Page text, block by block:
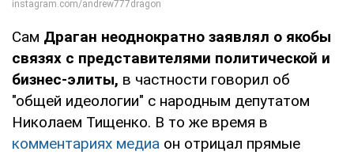
Сам Драган неоднократно заявлял о якобы
связях с представителями политической и
бизнес-элиты, в частности говорил об
"общей идеологии" с народным депутатом
Николаем Тищенко. В то же время в
комментариях медиа он отрицал прямые